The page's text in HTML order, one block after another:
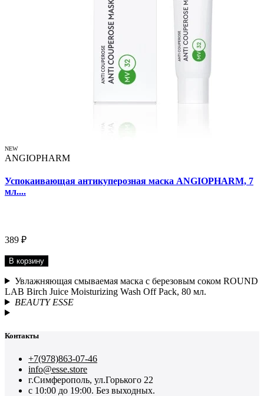
NEW
ANGIOPHARM
Успокаивающая антикуперозная маска ANGIOPHARM, 7
мл....
389 ₽
В корзину
Увлажняющая смываемая маска с березовым соком ROUND
LAB Birch Juice Moisturizing Wash Off Pack, 80 мл.
BEAUTY ESSE
Контакты
+7(978)863-07-46
info@esse.store
г.Симферополь, ул.Горького 22
с 10:00 до 19:00. Без выходных.